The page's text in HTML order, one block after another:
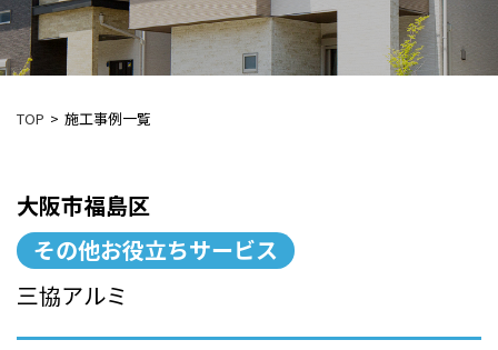
TOP 施工事例一覧
大阪市福島区
その他お役立ちサービス
三協アルミ